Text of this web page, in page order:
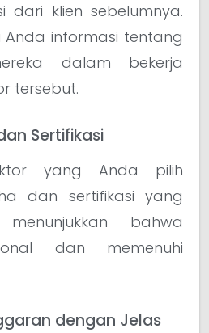
dari klien sebelumnya.
Anda informasi tentang
dalam bekerja
tersebut.
Sertifikasi
yang Anda pilih
dan sertifikasi yang
bahwa
dan memenuhi
dengan Jelas